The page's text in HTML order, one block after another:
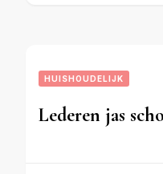
HUISHOUDELIJK
Lederen jas